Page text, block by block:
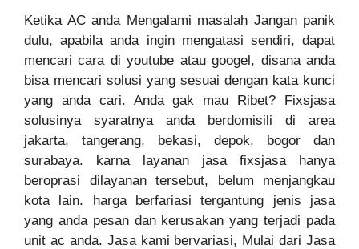
Ketika AC anda Mengalami masalah Jangan panik
dulu, apabila anda ingin mengatasi sendiri, dapat
mencari cara di youtube atau googel, disana anda
bisa mencari solusi yang sesuai dengan kata kunci
yang anda cari. Anda gak mau Ribet? Fixsjasa
solusinya syaratnya anda berdomisili di area
jakarta, tangerang, bekasi, depok, bogor dan
surabaya. karna layanan jasa fixsjasa hanya
beroprasi dilayanan tersebut, belum menjangkau
kota lain. harga berfariasi tergantung jenis jasa
yang anda pesan dan kerusakan yang terjadi pada
unit ac anda. Jasa kami bervariasi, Mulai dari Jasa